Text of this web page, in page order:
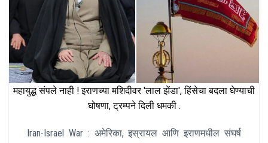
महायुद्ध संपले नाही ! इराणच्या मशिदीवर 'लाल झेंडा', हिंसेचा बदला घेण्याची
घोषणा, ट्रम्पने दिली धमकी .
Iran-Israel War : अमेरिका, इस्रायल आणि इराणमधील संघर्ष